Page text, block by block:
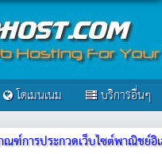
โดเมนเนม บริการอื่นๆ
ณฑ์การประกวดเว็บไซต์พาณิช